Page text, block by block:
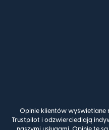
Opinie klientów wyświetlane
Trustpilot i odzwierciedlają
naszymi usługami. Opinie te